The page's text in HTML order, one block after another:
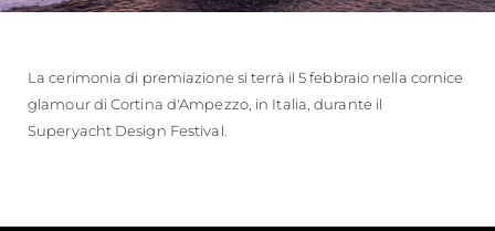
La cerimonia di premiazione si terrà il 5 febbraio nella cornice
glamour di Cortina d'Ampezzo, in Italia, durante il
Superyacht Design Festival.